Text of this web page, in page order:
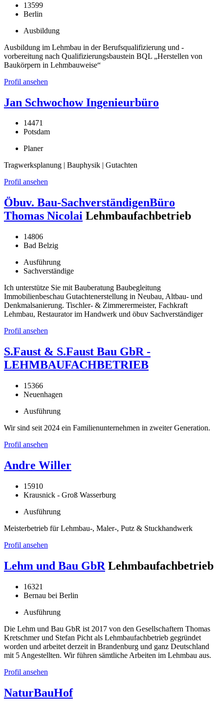
13599
Berlin
Ausbildung
Ausbildung im Lehmbau in der Berufsqualifizierung und -
vorbereitung nach Qualifizierungsbaustein BQL „Herstellen von
Baukörpern in Lehmbauweise“
Profil ansehen
Jan Schwochow Ingenieurbüro
14471
Potsdam
Planer
Tragwerksplanung | Bauphysik | Gutachten
Profil ansehen
Öbuv. Bau-SachverständigenBüro
Thomas Nicolai Lehmbaufachbetrieb
14806
Bad Belzig
Ausführung
Sachverständige
Ich unterstütze Sie mit Bauberatung Baubegleitung
Immobilienbeschau Gutachtenerstellung in Neubau, Altbau- und
Denkmalsanierung. Tischler- & Zimmerermeister, Fachkraft
Lehmbau, Restaurator im Handwerk und öbuv Sachverständiger
Profil ansehen
S.Faust & S.Faust Bau GbR -
LEHMBAUFACHBETRIEB
15366
Neuenhagen
Ausführung
Wir sind seit 2024 ein Familienunternehmen in zweiter Generation.
Profil ansehen
Andre Willer
15910
Krausnick - Groß Wasserburg
Ausführung
Meisterbetrieb für Lehmbau-, Maler-, Putz & Stuckhandwerk
Profil ansehen
Lehm und Bau GbR Lehmbaufachbetrieb
16321
Bernau bei Berlin
Ausführung
Die Lehm und Bau GbR ist 2017 von den Gesellschaftern Thomas
Kretschmer und Stefan Picht als Lehmbaufachbetrieb gegründet
worden und arbeitet derzeit in Brandenburg und ganz Deutschland
mit 5 Angestellten. Wir führen sämtliche Arbeiten im Lehmbau aus.
Profil ansehen
NaturBauHof